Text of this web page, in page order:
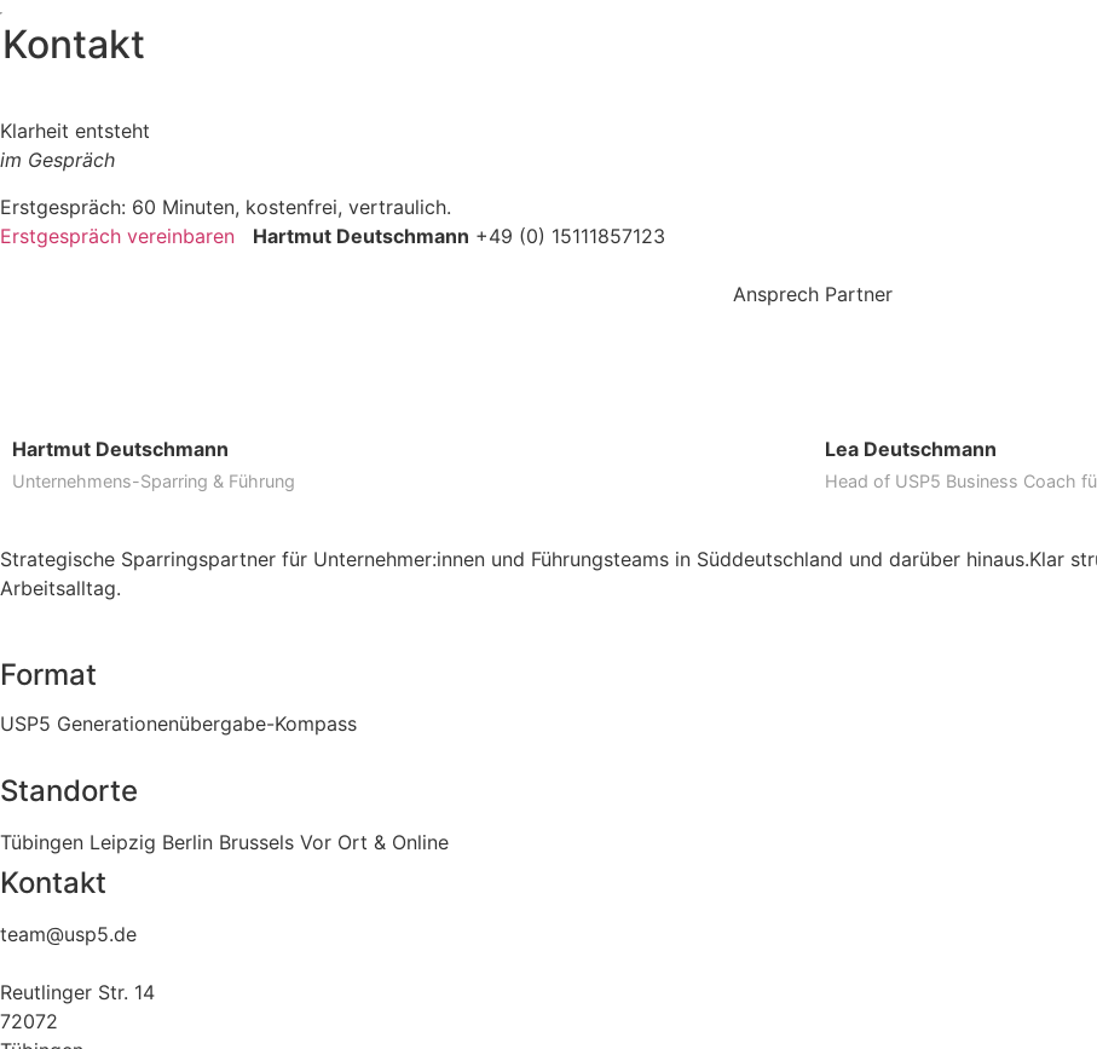
Kontakt
Klarheit entsteht
im Gespräch
Erstgespräch: 60 Minuten, kostenfrei, vertraulich.
Erstgespräch vereinbaren
Hartmut Deutschmann +49 (0) 15111857123
Ansprech Partner
Hartmut Deutschmann
Unternehmens-Sparring & Führung
Lea Deutschmann
Head of USP5 Business Coach
Strategische Sparringspartner für Unternehmer:innen und Führungsteams in Süddeutschland und darüber hinaus.Klar
Arbeitsalltag.
Format
USP5 Generationenübergabe-Kompass
Standorte
Tübingen Leipzig Berlin Brussels Vor Ort & Online
Kontakt
team@usp5.de
Reutlinger Str. 14
72072